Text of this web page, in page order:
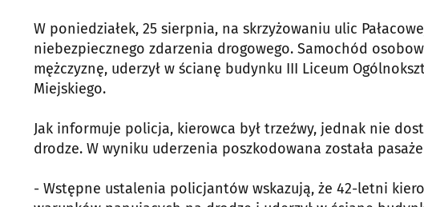
W poniedziałek, 25 sierpnia, na skrzyżowaniu ulic
niebezpiecznego zdarzenia drogowego. Samochód
mężczyznę, uderzył w ścianę budynku III Liceum
Miejskiego.
Jak informuje policja, kierowca był trzeźwy, jednak nie
drodze. W wyniku uderzenia poszkodowana została
- Wstępne ustalenia policjantów wskazują, że 42-letni